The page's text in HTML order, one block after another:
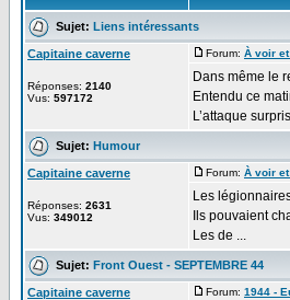
Sujet: Liens intéressants
Capitaine caverne
Réponses: 2140
Vus: 597172
Forum: À voir
Dans même le
Entendu ce
L’attaque
Sujet: Humour
Capitaine caverne
Réponses: 2631
Vus: 349012
Forum: À voir
Les
Ils pouvaient
Les de ...
Sujet: Front Ouest - SEPTEMBRE 44
Capitaine caverne Forum: 1944 -